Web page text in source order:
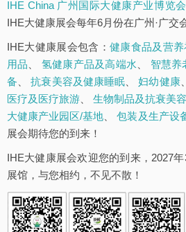
IHE China 广州国际大健康产业博览会
IHE大健康展会每年6月份在广州·广交
IHE大健康展会包含： 健康食品及营养
用品
氢健康产品及高端水 智慧养
备 、抗衰美容及健康睡眠 、妇幼健康
医疗及医疗旅游
生物制品及抗衰美
大健康产业园区/基地 、包装及生产设
展会期待您的到来！
IHE大健康展会欢迎您的到来，2027
展馆，与您相约，不见不散！